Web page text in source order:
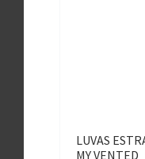
LUVAS
MY VENTED